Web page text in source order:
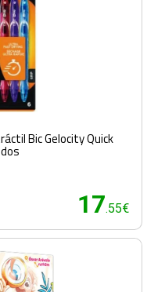
Bic Gelocity Quick
17.55€